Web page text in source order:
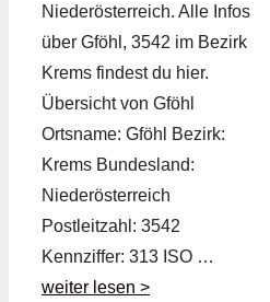
Niederösterreich. Alle Infos
über Gföhl, 3542 im Bezirk
Krems findest du hier.
Übersicht von Gföhl
Ortsname: Gföhl Bezirk:
Krems Bundesland:
Niederösterreich
Postleitzahl: 3542
Kennziffer: 313 ISO …
weiter lesen >